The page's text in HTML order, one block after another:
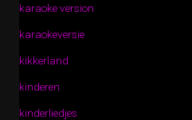
karaoke version
karaokeversie
kikkerland
kinderen
kinderliedjes